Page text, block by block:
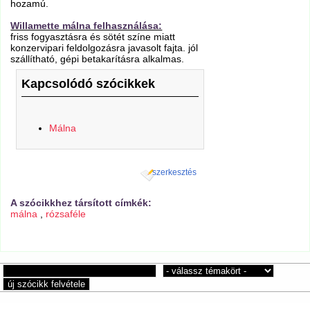
hozamú.
Willamette málna felhasználása:
friss fogyasztásra és sötét színe miatt
konzervipari feldolgozásra javasolt fajta. jól
szállítható, gépi betakarításra alkalmas.
Kapcsolódó szócikkek
Málna
szerkesztés
A szócikkhez társított címkék:
málna
rózsaféle